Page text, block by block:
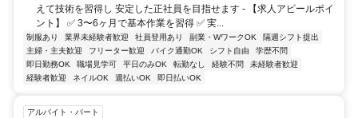
えて技術を習得し 安定した正社員を目指せます - 【求人アピールポイ
ント】 ✅ 3〜6ヶ月で基本作業を習得 ✅ 実...
制服あり 業界未経験者歓迎 社員登用あり 副業・WワークOK
隔週シフト提出
主婦・主夫歓迎
フリーター歓迎 バイク通勤OK シフト自由
学歴不問
即日勤務OK
職場見学可 平日のみOK 転勤なし 経験不問
未経験者歓迎
経験者歓迎
ネイルOK 週払いOK 即日払いOK
アルバイト・パート